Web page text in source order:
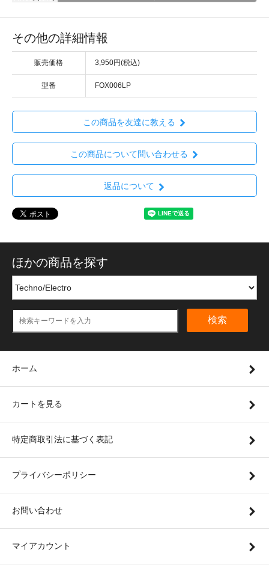
その他の詳細情報
販売価格 3,950円(税込)
型番 FOX006LP
この商品を友達に教える
この商品について問い合わせる
返品について
ほかの商品を探す
検索
ホーム
カートを見る
特定商取引法に基づく表記
プライバシーポリシー
お問い合わせ
マイアカウント